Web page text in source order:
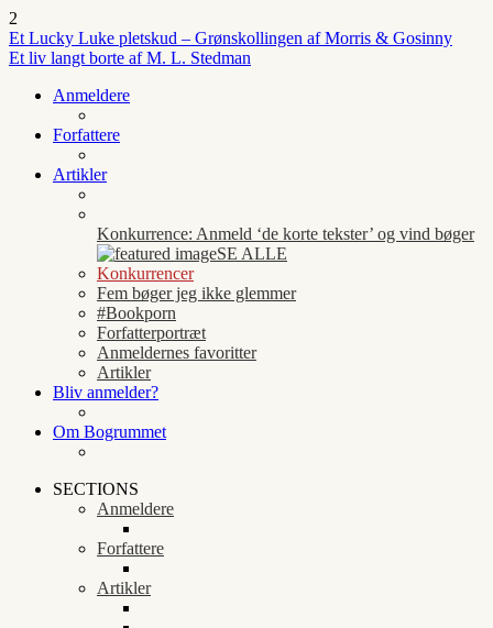
2
Et Lucky Luke pletskud – Grønskollingen af Morris & Gosinny
Et liv langt borte af M. L. Stedman
Anmeldere
Forfattere
Artikler
Konkurrence: Anmeld ‘de korte tekster’ og vind bøger
SE ALLE
Konkurrencer
Fem bøger jeg ikke glemmer
#Bookporn
Forfatterportræt
Anmeldernes favoritter
Artikler
Bliv anmelder?
Om Bogrummet
SECTIONS
Anmeldere
Forfattere
Artikler